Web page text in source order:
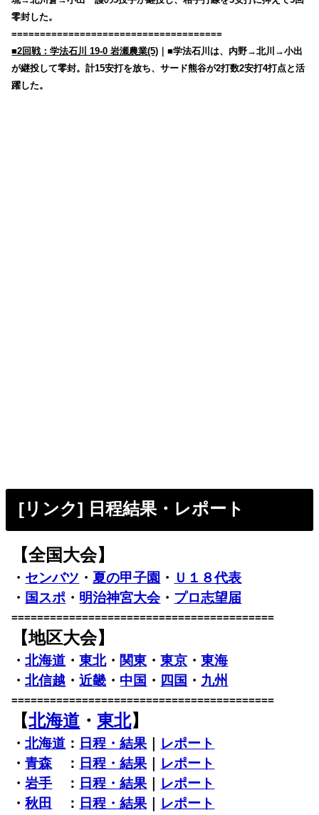
零封した。
=====================================
■2回戦：学法石川 19-0 岩瀬農業(5) ｜■学法石川は、内野→北川→小出
が継投して零封。計15安打を放ち、サード熊谷が2打数2安打4打点と活
躍した。
[リンク] 日程結果・レポート
【全国大会】
・ センバツ ・ 夏の甲子園 ・ Ｕ１８代表
・ 国スポ ・ 明治神宮大会・ プロ志望届
=========================================
【地区大会】
・北海道 ・東北・ 関東 ・東京 ・東海
・北信越 ・近畿 ・ 中国 ・ 四国 ・ 九州
=========================================
【北海道 ・ 東北】
・北海道 ： 日程・結果
レポート
・青森 ： 日程・結果
レポート
・岩手 ： 日程・結果
レポート
・秋田 ： 日程・結果
レポート